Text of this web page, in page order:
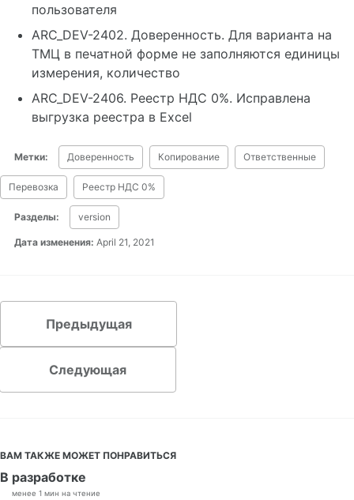
пользователя
ARC_DEV-2402. Доверенность. Для варианта на
ТМЦ в печатной форме не заполняются единицы
измерения, количество
ARC_DEV-2406. Реестр НДС 0%. Исправлена
выгрузка реестра в Excel
Метки: Доверенность Копирование Ответственные
Перевозка Реестр НДС 0%
Разделы: version
Дата изменения: April 21, 2021
Предыдущая
Следующая
ВАМ ТАКЖЕ МОЖЕТ ПОНРАВИТЬСЯ
В разработке
менее 1 мин на чтение